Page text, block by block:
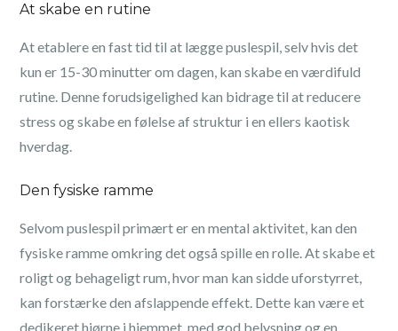
At skabe en rutine
At etablere en fast tid til at lægge puslespil, selv hvis det
kun er 15-30 minutter om dagen, kan skabe en værdifuld
rutine. Denne forudsigelighed kan bidrage til at reducere
stress og skabe en følelse af struktur i en ellers kaotisk
hverdag.
Den fysiske ramme
Selvom puslespil primært er en mental aktivitet, kan den
fysiske ramme omkring det også spille en rolle. At skabe et
roligt og behageligt rum, hvor man kan sidde uforstyrret,
kan forstærke den afslappende effekt. Dette kan være et
dedikeret hjørne i hjemmet, med god belysning og en